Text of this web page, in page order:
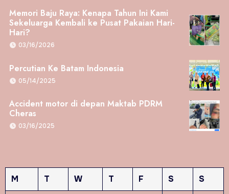
Memori Baju Raya: Kenapa Tahun Ini Kami
Sekeluarga Kembali ke Pusat Pakaian Hari-
Hari?
03/16/2026
Percutian Ke Batam Indonesia
05/14/2025
Accident motor di depan Maktab PDRM
Cheras
03/16/2025
M T W T F S
S